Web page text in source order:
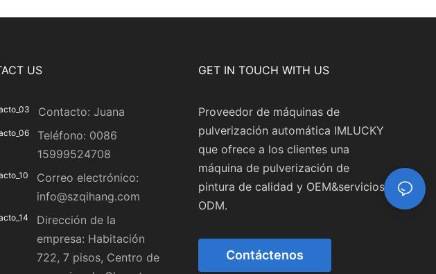
US
Contacto: Juana
Teléfono: 0086
15999524708
Correo electrónico:
info@szqihang.com
Dirección de la
empresa: Habitación
722, 7 pisos, Centro de
GET IN TOUCH WITH US
Proveedor de máquinas de
pulverización automática IMLUCKY
que ofrece a los clientes una
máquina de pulverización de
pintura de calidad y OEM&servicios
ODM.
Contáctenos